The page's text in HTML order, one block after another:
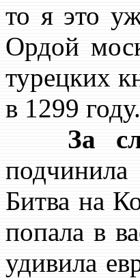
то я это
Ордой
турецких
в 1299 году.
За
Битва на
попала в
удивила